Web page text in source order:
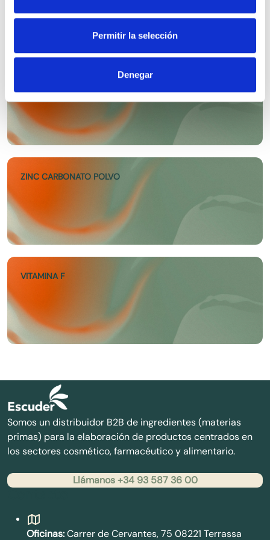
Permitir la selección
Denegar
ZINC CARBONATO POLVO
VITAMINA F
Somos un distribuidor B2B de ingredientes (materias
primas) para la elaboración de productos centrados en
los sectores cosmético, farmacéutico y alimentario.
Llámanos +34 93 587 36 00
Oficinas:Carrer de Cervantes, 75 08221 Terrassa